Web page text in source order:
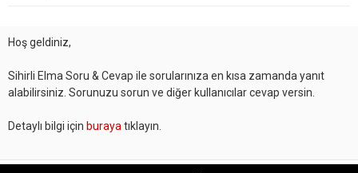
Hoş geldiniz,
Sihirli Elma Soru & Cevap ile sorularınıza en kısa zamanda yanıt
alabilirsiniz. Sorunuzu sorun ve diğer kullanıcılar cevap versin.
Detaylı bilgi için burayatıklayın.